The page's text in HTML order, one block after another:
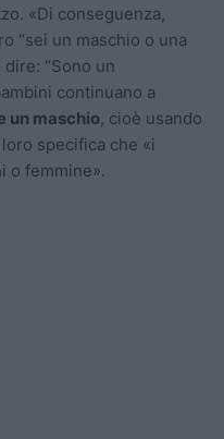
«Di conseguenza,
“sei un maschio o una
“Sono un
continuano a
un maschio, cioè usando
specifica che «i
o femmine».